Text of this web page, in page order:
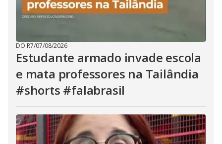
DO R7/07/08/2026
Estudante armado invade escola
e mata professores na Tailândia
#shorts #falabrasil